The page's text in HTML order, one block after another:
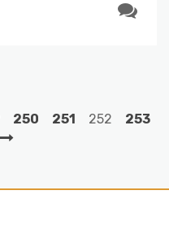
250 251 252
253